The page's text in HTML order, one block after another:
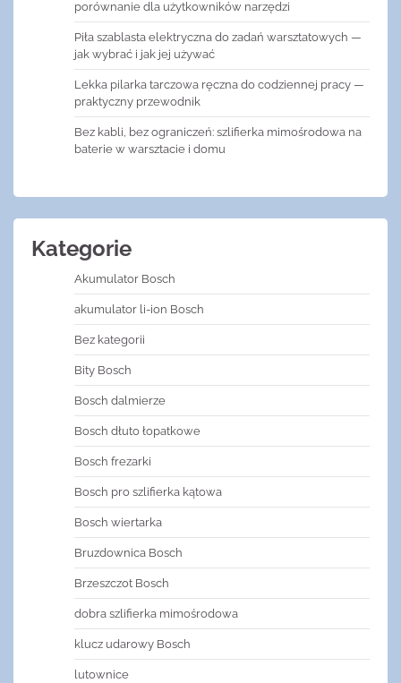
porównanie dla użytkowników narzędzi
Piła szablasta elektryczna do zadań warsztatowych —
jak wybrać i jak jej używać
Lekka pilarka tarczowa ręczna do codziennej pracy —
praktyczny przewodnik
Bez kabli, bez ograniczeń: szlifierka mimośrodowa na
baterie w warsztacie i domu
Kategorie
Akumulator Bosch
akumulator li-ion Bosch
Bez kategorii
Bity Bosch
Bosch dalmierze
Bosch dłuto łopatkowe
Bosch frezarki
Bosch pro szlifierka kątowa
Bosch wiertarka
Bruzdownica Bosch
Brzeszczot Bosch
dobra szlifierka mimośrodowa
klucz udarowy Bosch
lutownice